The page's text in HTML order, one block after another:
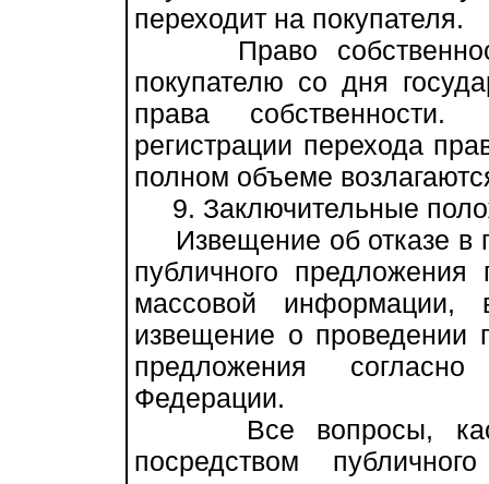
переходит на покупателя.
Право
покупателю со дня
права собственности.
регистрации перехода
полном объеме
9. Заключительные
Извещение об отказе в
публичного предложения
массовой информации,
извещение о проведении
предложения согласно
Федерации.
Все вопросы,
посредством